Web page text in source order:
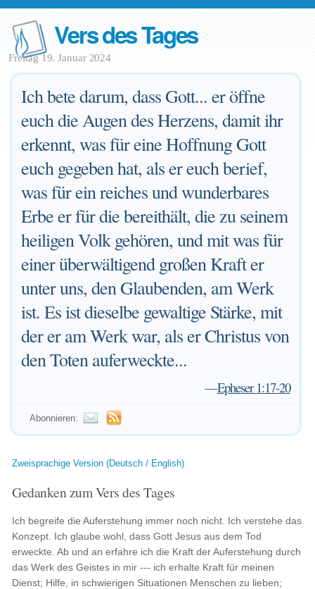
Vers des Tages
Freitag 19. Januar 2024
Ich bete darum, dass Gott... er öffne
euch die Augen des Herzens, damit ihr
erkennt, was für eine Hoffnung Gott
euch gegeben hat, als er euch berief,
was für ein reiches und wunderbares
Erbe er für die bereithält, die zu seinem
heiligen Volk gehören, und mit was für
einer überwältigend großen Kraft er
unter uns, den Glaubenden, am Werk
ist. Es ist dieselbe gewaltige Stärke, mit
der er am Werk war, als er Christus von
den Toten auferweckte...
—Epheser 1:17-20
Abonnieren:
Zweisprachige Version (Deutsch / English)
Gedanken zum Vers des Tages
Ich begreife die Auferstehung immer noch nicht. Ich verstehe das
Konzept. Ich glaube wohl, dass Gott Jesus aus dem Tod
erweckte. Ab und an erfahre ich die Kraft der Auferstehung durch
das Werk des Geistes in mir --- ich erhalte Kraft für meinen
Dienst; Hilfe, in schwierigen Situationen Menschen zu lieben;